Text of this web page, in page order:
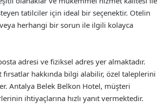
tatilciler için ideal bir seçenektir. Otelin
herhangi bir sorun ile ilgili kolayca
adresi ve fiziksel adres yer almaktadır.
hakkında bilgi alabilir, özel taleplerini
Antalya Belek Belkon Hotel, müşteri
ihtiyaçlarına hızlı yanıt vermektedir.